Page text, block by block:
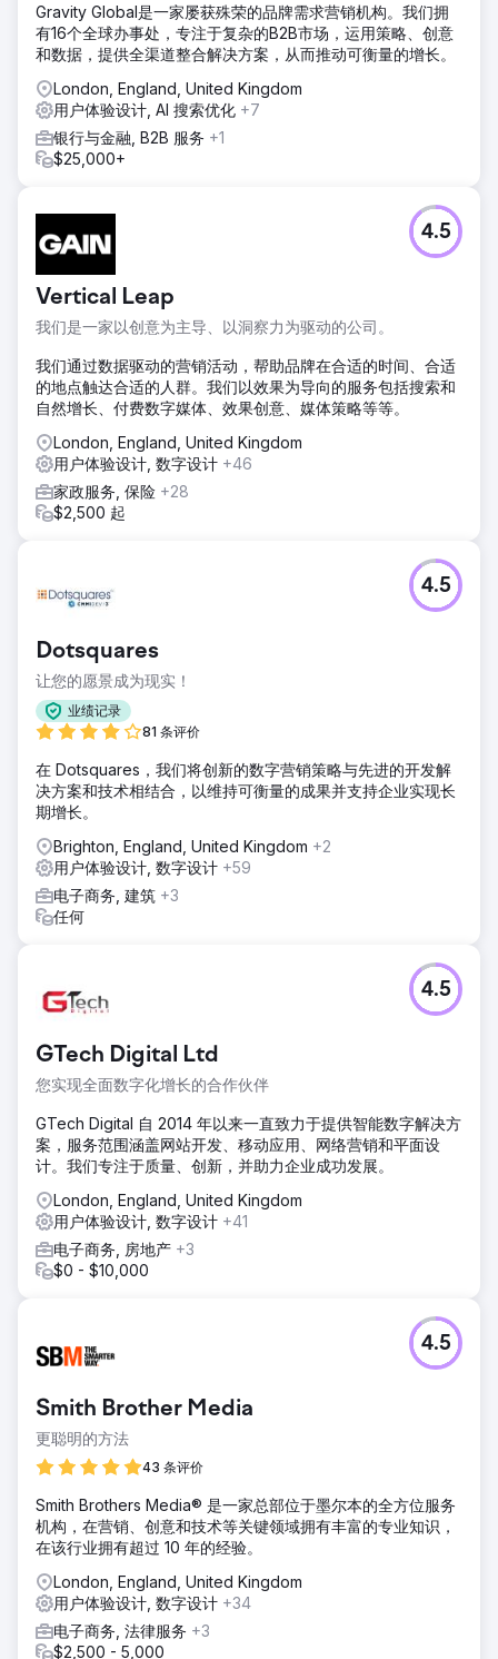
Gravity Global是一家屡获殊荣的品牌需求营销机构。我们拥
有16个全球办事处，专注于复杂的B2B市场，运用策略、创意
和数据，提供全渠道整合解决方案，从而推动可衡量的增长。
London, England, United Kingdom
用户体验设计, AI 搜索优化 +7
银行与金融, B2B 服务 +1
$25,000+
Vertical Leap
我们是一家以创意为主导、以洞察力为驱动的公司。
4.5
我们通过数据驱动的营销活动，帮助品牌在合适的时间、合适
的地点触达合适的人群。我们以效果为导向的服务包括搜索和
自然增长、付费数字媒体、效果创意、媒体策略等等。
London, England, United Kingdom
用户体验设计, 数字设计 +46
家政服务, 保险 +28
$2,500 起
Dotsquares
让您的愿景成为现实！
业绩记录
81 条评价
4.5
在 Dotsquares，我们将创新的数字营销策略与先进的开发解
决方案和技术相结合，以维持可衡量的成果并支持企业实现长
期增长。
Brighton, England, United Kingdom +2
用户体验设计, 数字设计 +59
电子商务, 建筑 +3
任何
GTech Digital Ltd
您实现全面数字化增长的合作伙伴
4.5
GTech Digital 自 2014 年以来一直致力于提供智能数字解决方
案，服务范围涵盖网站开发、移动应用、网络营销和平面设
计。我们专注于质量、创新，并助力企业成功发展。
London, England, United Kingdom
用户体验设计, 数字设计 +41
电子商务, 房地产 +3
$0 - $10,000
Smith Brother Media
更聪明的方法
43 条评价
4.5
Smith Brothers Media® 是一家总部位于墨尔本的全方位服务
机构，在营销、创意和技术等关键领域拥有丰富的专业知识，
在该行业拥有超过 10 年的经验。
London, England, United Kingdom
用户体验设计, 数字设计 +34
电子商务, 法律服务 +3
$2,500 - 5,000